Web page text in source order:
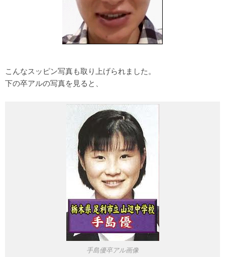
こんなスッピン写真も取り上げられました。
下の卒アルの写真を見ると、
手島優卒アル画像